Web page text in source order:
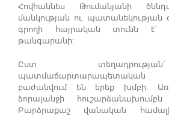
Հովհաննես Թումանյանի
մանկության ու պատանեկության
գրողի հայրական տունն է՝
թանգարանի:
Ըստ
պատմաճարտարապետական
բաժանվում են երեք խմբի.
ձորալանջի
Բարձրաքաշ վանական